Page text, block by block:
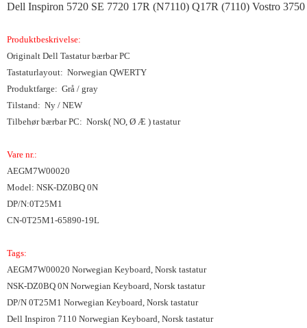
Dell Inspiron 5720 SE 7720 17R (N7110) Q17R (7110) Vostro
Produktbeskrivelse:
Originalt Dell Tastatur bærbar PC
Tastaturlayout: Norwegian QWERTY
Produktfarge: Grå / gray
Tilstand: Ny / NEW
Tilbehør bærbar PC: Norsk( NO, Ø Æ ) tastatur
Vare nr.:
AEGM7W00020
Model: NSK-DZ0BQ 0N
DP/N:0T25M1
CN-0T25M1-65890-19L
Tags:
AEGM7W00020 Norwegian Keyboard, Norsk tastatur
NSK-DZ0BQ 0N Norwegian Keyboard, Norsk tastatur
DP/N 0T25M1 Norwegian Keyboard, Norsk tastatur
Dell Inspiron 7110 Norwegian Keyboard, Norsk tastatur